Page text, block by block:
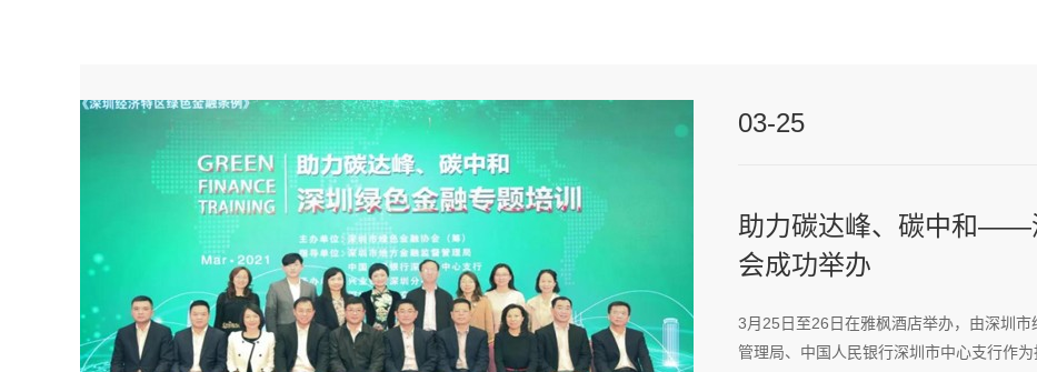
03-25
助力碳达峰、碳中和——
会成功举办
3月25日至26日在雅枫酒店举办，由深圳
管理局、中国人民银行深圳市中心支行作